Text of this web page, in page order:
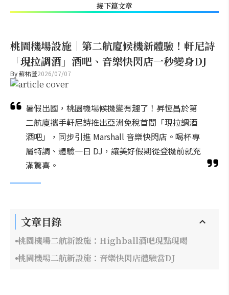
接下篇文章
桃園機場設施｜第二航廈候機新體驗！軒尼詩
「現拉調酒」酒吧、音樂快閃店一秒變身DJ
By蘇祐萱2026/07/07
暑假出國，桃園機場候機變有趣了！昇恆昌於第
二航廈攜手軒尼詩推出亞洲免稅首間「現拉調酒
酒吧」，同步引進 Marshall 音樂快閃店。喝杯專
屬特調、體驗一日 DJ，讓美好假期從登機前就充
滿驚喜。
文章目錄
桃園機場二航新設施：Highball酒吧現點現喝
桃園機場二航新設施：音樂快閃店體驗當DJ